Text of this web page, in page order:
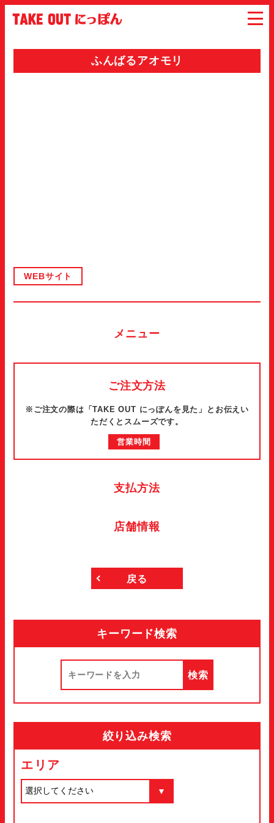
ふんばるアオモリ
WEBサイト
メニュー
ご注文方法
※ご注文の際は「TAKE OUT にっぽんを見た」とお伝えい
ただくとスムーズです。
営業時間
支払方法
店舗情報
戻る
キーワード検索
絞り込み検索
エリア